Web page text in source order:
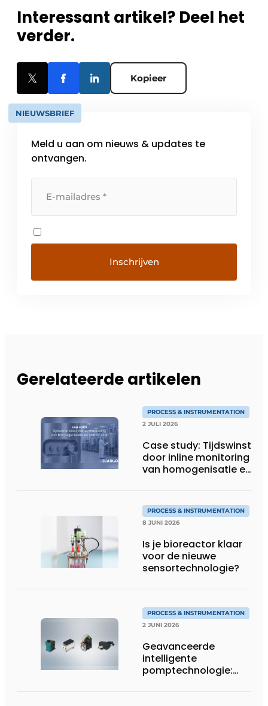
Interessant artikel? Deel het
verder.
Kopieer
NIEUWSBRIEF
Meld u aan om nieuws & updates te
ontvangen.
Gerelateerde artikelen
PROCESS & INSTRUMENTATION
2 JULI 2026
Case study: Tijdswinst
door inline monitoring
van homogenisatie en
PROCESS & INSTRUMENTATION
8 JUNI 2026
Is je bioreactor klaar
voor de nieuwe
sensortechnologie?
PROCESS & INSTRUMENTATION
2 JUNI 2026
Geavanceerde
intelligente
pomptechnologie: